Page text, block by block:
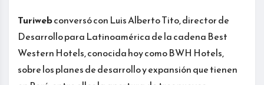
Turiwebconversó con Luis Alberto Tito, director de
Desarrollo para Latinoamérica de la cadena Best
Western Hotels, conocida hoy como BWH Hotels,
sobre los planes de desarrollo y expansión que tienen